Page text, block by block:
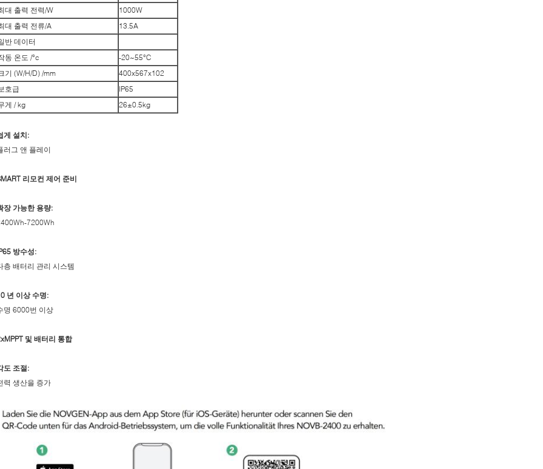
대 출력 전력/W
1000W
대 출력 전류/A
13.5A
반 데이터
동 온도 /°c
-20~55°C
기 (W/H/D) /mm
400x567x102
호급
IP65
게 / kg
26±0.5kg
게 설치:
러그 앤 플레이
리모컨 제어 준비
장 가능한 용량:
7200Wh
방수성:
층 배터리 관리 시스템
년 이상 수명:
명 6000번 이상
및 배터리 통합
도 조절:
력 생산을 증가